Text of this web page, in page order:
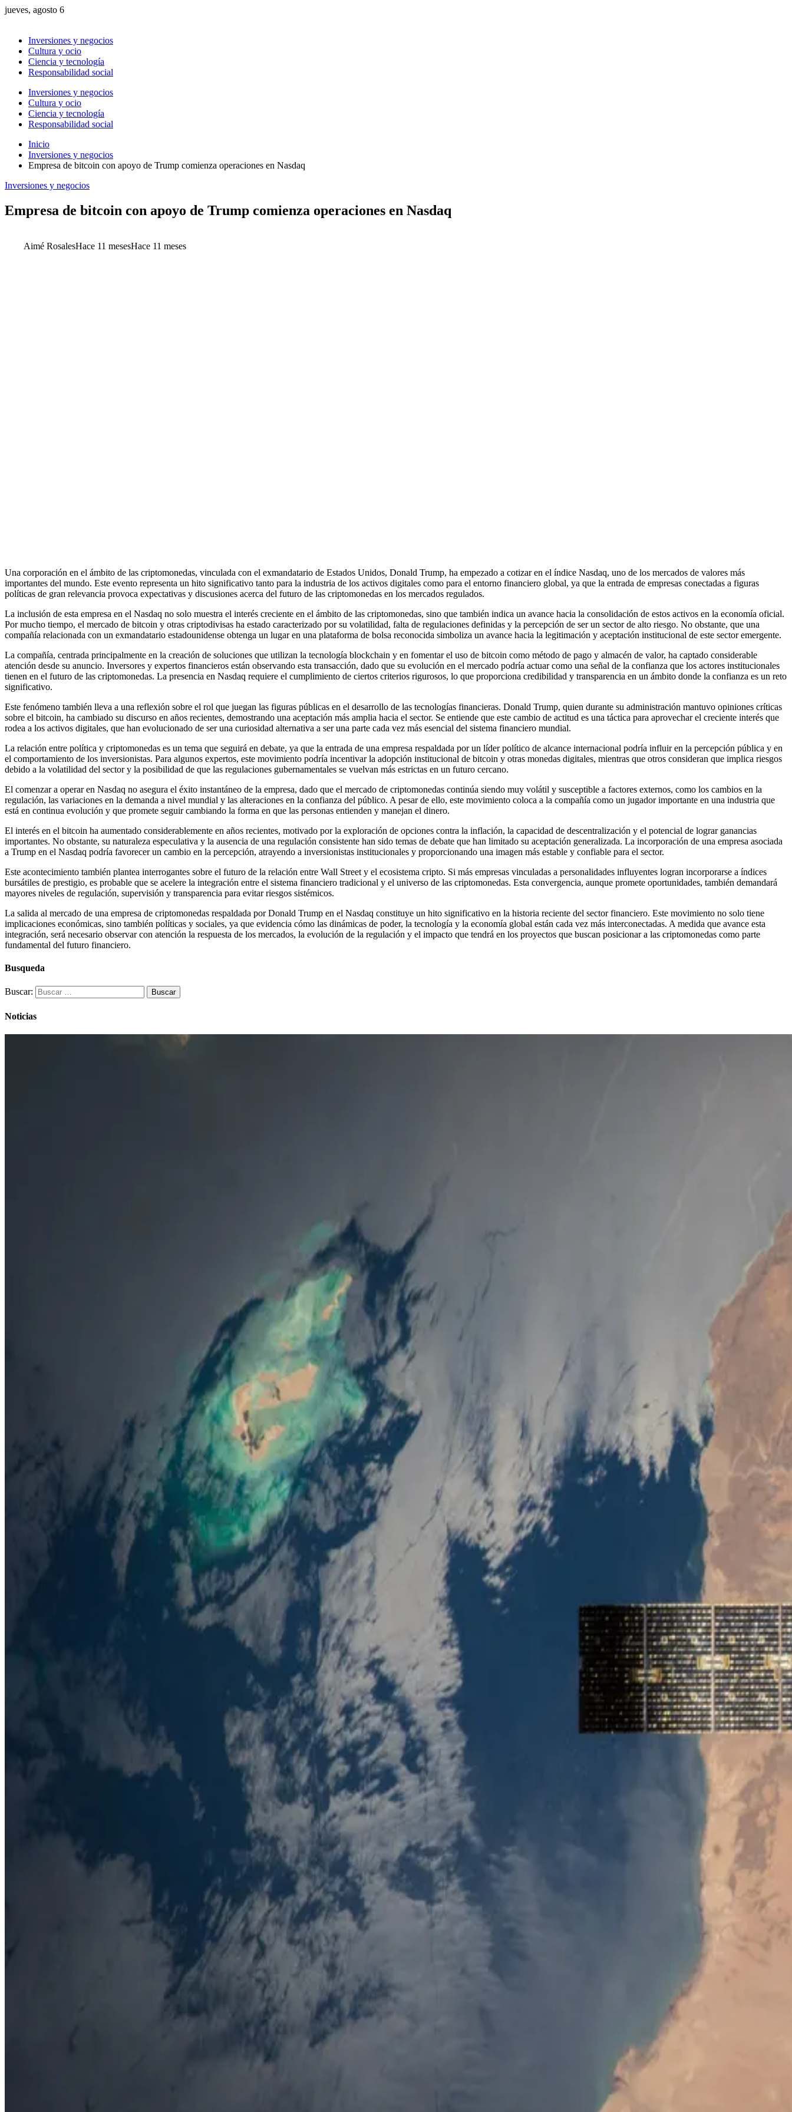
jueves, agosto 6
Inversiones y negocios
Cultura y ocio
Ciencia y tecnología
Responsabilidad social
Inversiones y negocios
Cultura y ocio
Ciencia y tecnología
Responsabilidad social
Inicio
Inversiones y negocios
Empresa de bitcoin con apoyo de Trump comienza operaciones en Nasdaq
Inversiones y negocios
Empresa de bitcoin con apoyo de Trump comienza operaciones en Nasdaq
Aimé RosalesHace 11 mesesHace 11 meses
Una corporación en el ámbito de las criptomonedas, vinculada con el exmandatario de Estados Unidos, Donald Trump, ha empezado a cotizar en el índice Nasdaq, uno de los mercados de valores más
importantes del mundo. Este evento representa un hito significativo tanto para la industria de los activos digitales como para el entorno financiero global, ya que la entrada de empresas conectadas a figuras
políticas de gran relevancia provoca expectativas y discusiones acerca del futuro de las criptomonedas en los mercados regulados.
La inclusión de esta empresa en el Nasdaq no solo muestra el interés creciente en el ámbito de las criptomonedas, sino que también indica un avance hacia la consolidación de estos activos en la economía oficial.
Por mucho tiempo, el mercado de bitcoin y otras criptodivisas ha estado caracterizado por su volatilidad, falta de regulaciones definidas y la percepción de ser un sector de alto riesgo. No obstante, que una
compañía relacionada con un exmandatario estadounidense obtenga un lugar en una plataforma de bolsa reconocida simboliza un avance hacia la legitimación y aceptación institucional de este sector emergente.
La compañía, centrada principalmente en la creación de soluciones que utilizan la tecnología blockchain y en fomentar el uso de bitcoin como método de pago y almacén de valor, ha captado considerable
atención desde su anuncio. Inversores y expertos financieros están observando esta transacción, dado que su evolución en el mercado podría actuar como una señal de la confianza que los actores institucionales
tienen en el futuro de las criptomonedas. La presencia en Nasdaq requiere el cumplimiento de ciertos criterios rigurosos, lo que proporciona credibilidad y transparencia en un ámbito donde la confianza es un reto
significativo.
Este fenómeno también lleva a una reflexión sobre el rol que juegan las figuras públicas en el desarrollo de las tecnologías financieras. Donald Trump, quien durante su administración mantuvo opiniones críticas
sobre el bitcoin, ha cambiado su discurso en años recientes, demostrando una aceptación más amplia hacia el sector. Se entiende que este cambio de actitud es una táctica para aprovechar el creciente interés que
rodea a los activos digitales, que han evolucionado de ser una curiosidad alternativa a ser una parte cada vez más esencial del sistema financiero mundial.
La relación entre política y criptomonedas es un tema que seguirá en debate, ya que la entrada de una empresa respaldada por un líder político de alcance internacional podría influir en la percepción pública y en
el comportamiento de los inversionistas. Para algunos expertos, este movimiento podría incentivar la adopción institucional de bitcoin y otras monedas digitales, mientras que otros consideran que implica riesgos
debido a la volatilidad del sector y la posibilidad de que las regulaciones gubernamentales se vuelvan más estrictas en un futuro cercano.
El comenzar a operar en Nasdaq no asegura el éxito instantáneo de la empresa, dado que el mercado de criptomonedas continúa siendo muy volátil y susceptible a factores externos, como los cambios en la
regulación, las variaciones en la demanda a nivel mundial y las alteraciones en la confianza del público. A pesar de ello, este movimiento coloca a la compañía como un jugador importante en una industria que
está en continua evolución y que promete seguir cambiando la forma en que las personas entienden y manejan el dinero.
El interés en el bitcoin ha aumentado considerablemente en años recientes, motivado por la exploración de opciones contra la inflación, la capacidad de descentralización y el potencial de lograr ganancias
importantes. No obstante, su naturaleza especulativa y la ausencia de una regulación consistente han sido temas de debate que han limitado su aceptación generalizada. La incorporación de una empresa asociada
a Trump en el Nasdaq podría favorecer un cambio en la percepción, atrayendo a inversionistas institucionales y proporcionando una imagen más estable y confiable para el sector.
Este acontecimiento también plantea interrogantes sobre el futuro de la relación entre Wall Street y el ecosistema cripto. Si más empresas vinculadas a personalidades influyentes logran incorporarse a índices
bursátiles de prestigio, es probable que se acelere la integración entre el sistema financiero tradicional y el universo de las criptomonedas. Esta convergencia, aunque promete oportunidades, también demandará
mayores niveles de regulación, supervisión y transparencia para evitar riesgos sistémicos.
La salida al mercado de una empresa de criptomonedas respaldada por Donald Trump en el Nasdaq constituye un hito significativo en la historia reciente del sector financiero. Este movimiento no solo tiene
implicaciones económicas, sino también políticas y sociales, ya que evidencia cómo las dinámicas de poder, la tecnología y la economía global están cada vez más interconectadas. A medida que avance esta
integración, será necesario observar con atención la respuesta de los mercados, la evolución de la regulación y el impacto que tendrá en los proyectos que buscan posicionar a las criptomonedas como parte
fundamental del futuro financiero.
Busqueda
Buscar:
Noticias